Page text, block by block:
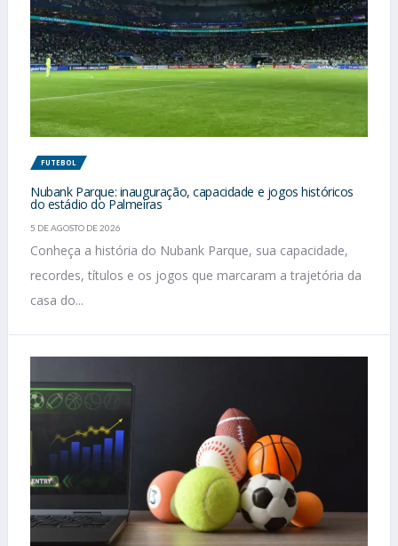
FUTEBOL
Nubank Parque: inauguração, capacidade e jogos históricos
do estádio do Palmeiras
5 DE AGOSTO DE 2026
Conheça a história do Nubank Parque, sua capacidade,
recordes, títulos e os jogos que marcaram a trajetória da
casa do...